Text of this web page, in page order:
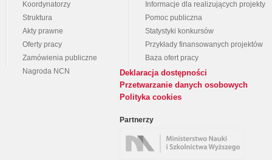
Koordynatorzy
Struktura
Akty prawne
Oferty pracy
Zamówienia publiczne
Nagroda NCN
Informacje dla realizujących projekty
Pomoc publiczna
Statystyki konkursów
Przykłady finansowanych projektów
Baza ofert pracy
Deklaracja dostępności
Przetwarzanie danych osobowych
Polityka cookies
Partnerzy